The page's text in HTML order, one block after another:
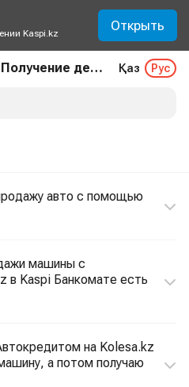
Kaspi.kz Открыть
Вопросы продавца. Получение денег Қаз Рус
авто с помощью
машины с
в Kaspi Банкомате есть
на Kolesa.kz
а потом получаю